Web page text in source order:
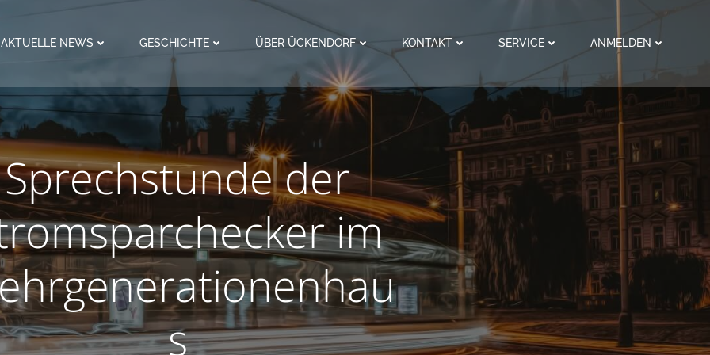
AKTUELLE NEWS GESCHICHTE ÜBER ÜCKENDORF KONTAKT SERVICE ANMELDEN
Sprechstunde der
im
s